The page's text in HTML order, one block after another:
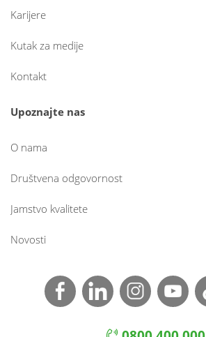
Karijere
Kutak za medije
Kontakt
Upoznajte nas
O nama
Društvena odgovornost
Jamstvo kvalitete
Novosti